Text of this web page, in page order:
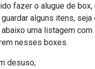
fazer o alugue de
alguns itens, seja
uma listagem
nesses boxes.
desuso;